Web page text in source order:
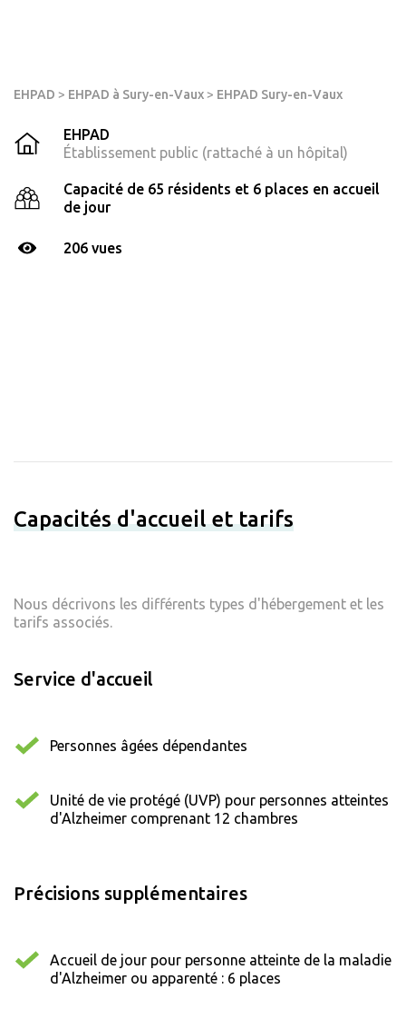
EHPAD > EHPAD à Sury-en-Vaux > EHPAD Sury-en-Vaux
EHPAD
Établissement public (rattaché à un hôpital)
Capacité de 65 résidents et 6 places en accueil
de jour
206 vues
Capacités d'accueil et tarifs
Nous décrivons les différents types d'hébergement et les
tarifs associés.
Service d'accueil
Personnes âgées dépendantes
Unité de vie protégé (UVP) pour personnes atteintes
d'Alzheimer comprenant 12 chambres
Précisions supplémentaires
Accueil de jour pour personne atteinte de la maladie
d'Alzheimer ou apparenté : 6 places